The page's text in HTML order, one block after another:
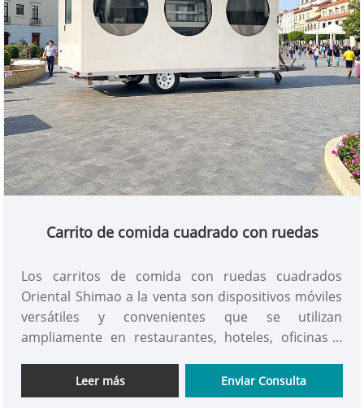
Carrito de comida cuadrado con ruedas
Los carritos de comida con ruedas cuadrados
Oriental Shimao a la venta son dispositivos móviles
versátiles y convenientes que se utilizan
ampliamente en restaurantes, hoteles, oficinas y
móviles a la venta son ideales para mejorar la
comodidad del trabajo y la vida. ¡consíguelo ahora!
Leer más Enviar Consulta